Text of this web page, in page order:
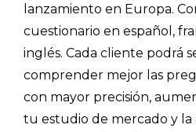
lanzamiento en Europa.
cuestionario en español,
inglés. Cada cliente podrá
comprender mejor las
con mayor precisión,
tu estudio de mercado y la